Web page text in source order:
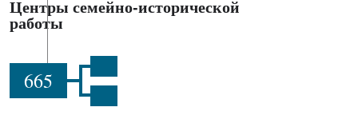
Центры семейно-исторической
работы
665